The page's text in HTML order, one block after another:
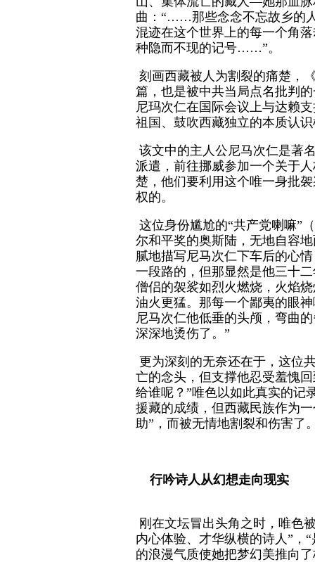
曲：“……那些念念不忘故乡的
混迹在这个世界上的每一个角
种隐而不现的记号……”。
刻画西藏被人为割裂的痛楚，
篇，也是被中共当局点名批判
尼玛次仁在国际会议上与达赖
祖国、鼓吹西藏独立的本质认
该文中的主人公尼马次仁是著
派遣，前往挪威参加一个关于
楚，他们要利用这个唯一身批
权的。
这位身份尴尬的“共产党喇嘛”
尔和平奖的奥斯陆，无地自容
腻地描写尼马次仁下车后的心
一段路的，但那显然是他三十
僧侣的袈裟如烈火燃烧，火焰
油火更猛。那每一个鄙夷的眼
尼马次仁他低垂的头颅，弯曲
深深地烫伤了。”
更为深刻的无奈还在于，这位
亡的念头，但支撑他忍受羞愧
给谁呢？”唯色以如此真实的记
援藏的成绩，但西藏民族作为
助”，而被无情地割裂和伤害了
行吟诗人从幻想走向现实
刚在文坛冒出头角之时，唯色
内心体验、才华纵横的诗人”，
的浪漫气质使她把梦幻美推向